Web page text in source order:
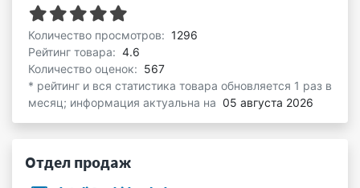
Количество просмотров: 1296
Рейтинг товара: 4.6
Количество оценок: 567
* рейтинг и вся статистика товара обновляется 1 раз в
месяц; информация актуальна на 05 августа 2026
Отдел продаж